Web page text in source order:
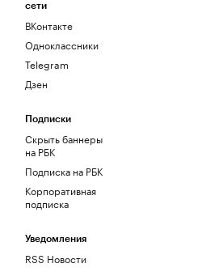
сети
ВКонтакте
Одноклассники
Telegram
Дзен
Подписки
Скрыть баннеры
на РБК
Подписка на РБК
Корпоративная
подписка
Уведомления
RSS Новости